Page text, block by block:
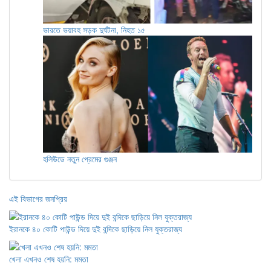
ভারতে ভয়াবহ সড়ক দুর্ঘটনা, নিহত ১৫
হলিউডে নতুন প্রেমের গুঞ্জন
এই বিভাগের জনপ্রিয়
ইরানকে ৪০ কোটি পাউন্ড দিয়ে দুই বন্দিকে ছাড়িয়ে নিল যুক্তরাজ্য
খেলা এখনও শেষ হয়নি: মমতা